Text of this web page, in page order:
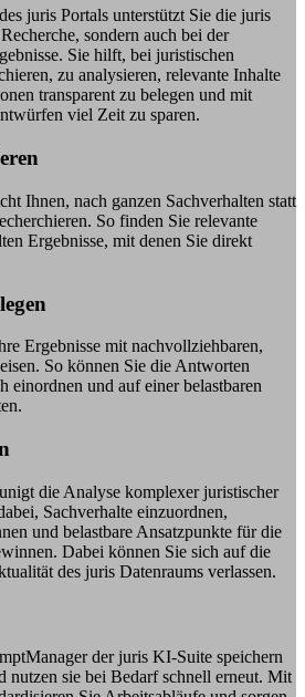
juris Portals unterstützt Sie die juris
sondern auch bei der
Sie hilft, bei juristischen
zu analysieren, relevante Inhalte
transparent zu belegen und mit
viel Zeit zu sparen.
Ihnen, nach ganzen Sachverhalten statt
So finden Sie relevante
Ergebnisse, mit denen Sie direkt
Ergebnisse mit nachvollziehbaren,
So können Sie die Antworten
einordnen und auf einer belastbaren
die Analyse komplexer juristischer
Sachverhalte einzuordnen,
und belastbare Ansatzpunkte für die
Dabei können Sie sich auf die
des juris Datenraums verlassen.
der juris KI-Suite speichern
nutzen sie bei Bedarf schnell erneut. Mit